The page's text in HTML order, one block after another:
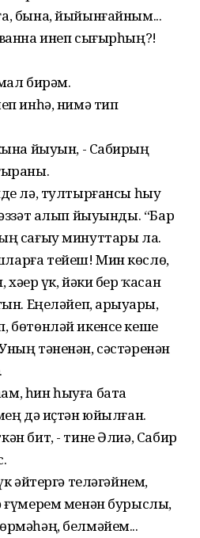
бына, йыйынғайным...
инеп сығырһың?!
бирәм.
инһә, нимә тип
йыуын, - Сабирҙың
лә, тултырғансы һыу
алып йыуынды. “Бар
сағыу минуттары ла.
тейеш! Мин көслө,
үк, йәки бер ҡасан
Еңеләйеп, арыуҙары,
бөтөнләй икенсе кеше
тәненән, сәстәренән
һин һыуға бата
дә иҫтән юйылған.
бит, - тине Әлиә, Сабир
әйтергә теләгәйнем,
ғүмерем менән бурыслы,
белмәйем...